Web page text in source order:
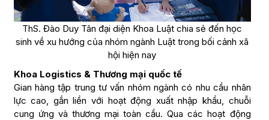
ThS. Đào Duy Tân đại diện Khoa Luật chia sẻ đến học
sinh về xu hướng của nhóm ngành Luật trong bối cảnh xã
hội hiện nay
Khoa Logistics & Thương mại quốc tế
Gian hàng tập trung tư vấn nhóm ngành có nhu cầu nhân
lực cao, gắn liền với hoạt động xuất nhập khẩu, chuỗi
cung ứng và thương mại toàn cầu. Qua các hoạt động